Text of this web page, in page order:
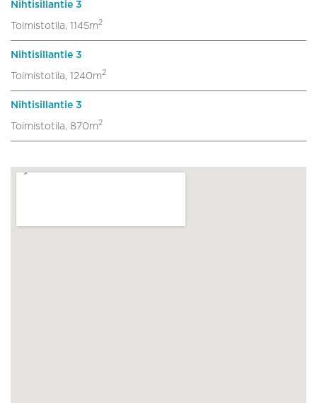
Nihtisillantie 3
Toimistotila, 1145m2
Nihtisillantie 3
Toimistotila, 1240m2
Nihtisillantie 3
Toimistotila, 870m2